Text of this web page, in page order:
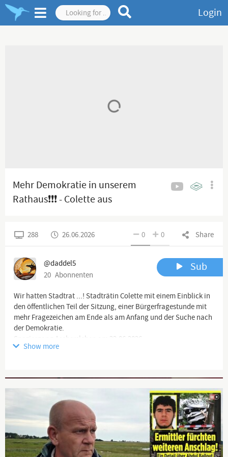
Login
Mehr Demokratie in unserem
Rathaus❗️❗️❗️ - Colette aus
Share
0 0
288 26.06.2026
@daddel5
20 Abonnenten
Sub
Wir hatten Stadtrat ...! Stadträtin Colette mit einem Einblick in
den öffentlichen Teil der Sitzung, einer Bürgerfragestunde mit
mehr Fragezeichen am Ende als am Anfang und der Suche nach
der Demokratie.
Spaziergang Aschersleben am 22.06.2026
#Aschersleben #Spaziergang #Colette #Demo #Protest
❌Haftungsausschluss:❌
❗️Charta der Grundrechte der Europäischen Union:❗️
Artikel 11 - Freiheit der Meinungsäußerung und
Informationsfreiheit
Show more